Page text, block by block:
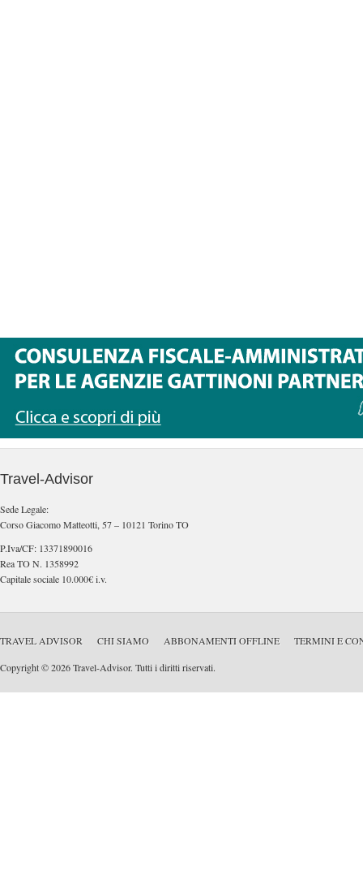
Travel-Advisor
Sede Legale:
Corso Giacomo Matteotti, 57 – 10121 Torino TO
P.Iva/CF: 13371890016
Rea TO N. 1358992
Capitale sociale 10.000€ i.v.
TRAVEL ADVISOR CHI SIAMO ABBONAMENTI OFFLINE TERMINI E
Copyright © 2026 Travel-Advisor. Tutti i diritti riservati.